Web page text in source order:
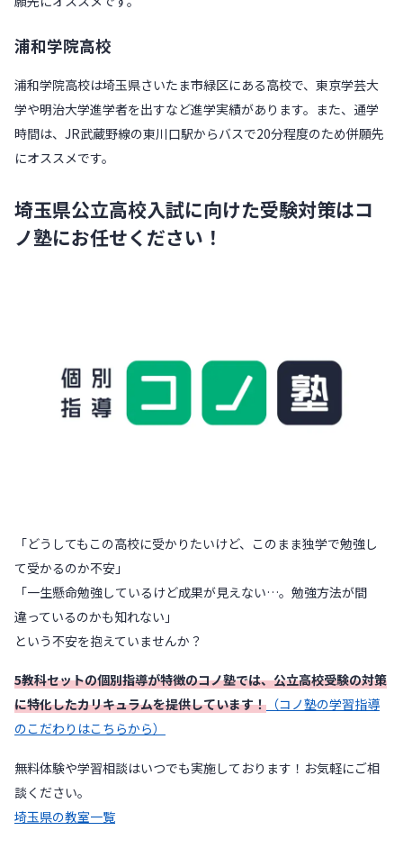
浦和学院高校
浦和学院高校は埼玉県さいたま市緑区にある高校で、東京学芸大
学や明治大学進学者を出すなど進学実績があります。また、通学
時間は、JR武蔵野線の東川口駅からバスで20分程度のため併願先
にオススメです。
埼玉県公立高校入試に向けた受験対策はコ
ノ塾にお任せください！
「どうしてもこの高校に受かりたいけど、このまま独学で勉強し
て受かるのか不安」
「一生懸命勉強しているけど成果が見えない…。勉強方法が間
違っているのかも知れない」
という不安を抱えていませんか？
5教科セットの個別指導が特徴のコノ塾では、公立高校受験の対策
に特化したカリキュラムを提供しています！ （コノ塾の学習指導
のこだわりはこちらから）
無料体験や学習相談はいつでも実施しております！お気軽にご相
談ください。
埼玉県の教室一覧